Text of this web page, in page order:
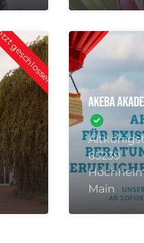
AKEBA
65239
Main